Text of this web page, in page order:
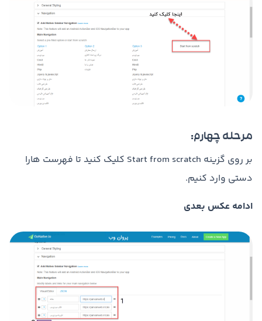
مرحله چهارم:
بر روی گزینه Start from scratch کلیک کنید تا فهرست هارا
دستی وارد کنیم.
ادامه عکس بعدی